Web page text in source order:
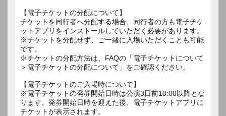
【電子チケットの分配について】
チケットを同行者へ分配する場合、同行者の方も電子チケ
ットアプリをインストールしていただく必要があります。
※チケットを分配せず、ご一緒に入場いただくことも可能
です。
※チケットの分配方法は、FAQの「電子チケットについて
＞電子チケットの分配について」をご確認ください。
【電子チケットのご入場時について】
※電子チケットの発券開始日時は公演3日前10:00以降とな
ります。発券開始日時を迎えた後、電子チケットアプリに
チケットが表示されます。